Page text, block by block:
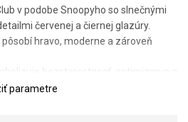
v podobe Snoopyho so slnečnými
červenej a čiernej glazúry.
hravo, moderne a zároveň
bezstarostnosť, optimizmus a
alebo retiazke originálny
parametre